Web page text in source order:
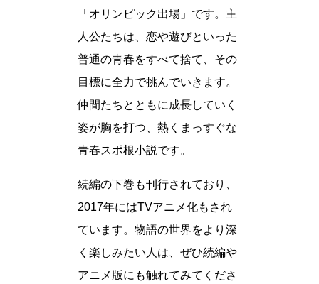
「オリンピック出場」です。主
人公たちは、恋や遊びといった
普通の青春をすべて捨て、その
目標に全力で挑んでいきます。
仲間たちとともに成長していく
姿が胸を打つ、熱くまっすぐな
青春スポ根小説です。
続編の下巻も刊行されており、
2017年にはTVアニメ化もされ
ています。物語の世界をより深
く楽しみたい人は、ぜひ続編や
アニメ版にも触れてみてくださ